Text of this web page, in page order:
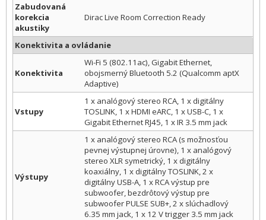
Zabudovaná
korekcia
akustiky
Dirac Live Room Correction Ready
Konektivita a ovládanie
Konektivita
Wi-Fi 5 (802.11ac), Gigabit Ethernet,
obojsmerný Bluetooth 5.2 (Qualcomm aptX
Adaptive)
Vstupy
1 x analógový stereo RCA, 1 x digitálny
TOSLINK, 1 x HDMI eARC, 1 x USB-C, 1 x
Gigabit Ethernet RJ45, 1 x IR 3.5 mm jack
Výstupy
1 x analógový stereo RCA (s možnosťou
pevnej výstupnej úrovne), 1 x analógový
stereo XLR symetrický, 1 x digitálny
koaxiálny, 1 x digitálny TOSLINK, 2 x
digitálny USB-A, 1 x RCA výstup pre
subwoofer, bezdrôtový výstup pre
subwoofer PULSE SUB+, 2 x slúchadlový
6.35 mm jack, 1 x 12 V trigger 3.5 mm jack